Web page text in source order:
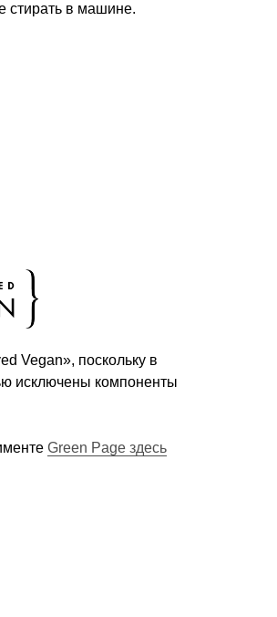
стирать в машине.
Vegan», поскольку в
исключены компоненты
Green Page здесь